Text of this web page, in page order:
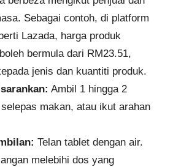
Sebagai contoh, di platform
Lazada, harga produk
bermula dari RM23.51,
jenis dan kuantiti produk.
Ambil 1 hingga 2
makan, atau ikut arahan
Telan tablet dengan air.
melebihi dos yang